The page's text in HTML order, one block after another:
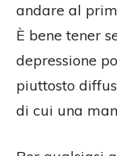
andare al
È bene tener
depressione
piuttosto
di cui una